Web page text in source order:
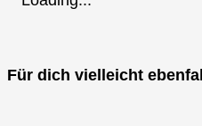
Für dich vielleicht